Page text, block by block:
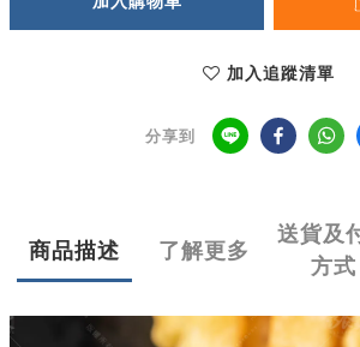
加入追蹤清單
分享到
商品描述 了解更多
送貨及
方式